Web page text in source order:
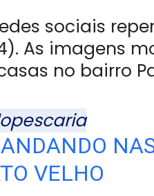
sociais
As imagens
no bairro
VELHO